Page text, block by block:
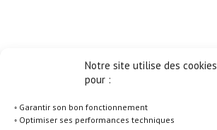
Notre site utilise des cookies
pour :
◦ Garantir son bon fonctionnement
◦ Optimiser ses performances techniques